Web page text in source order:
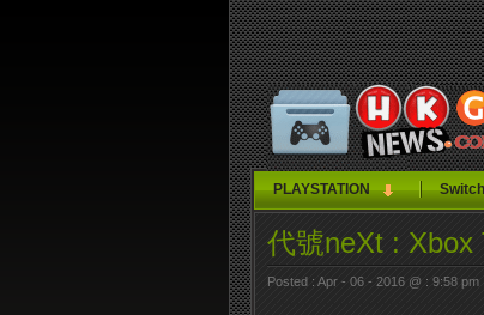
PLAYSTATION Switch
代號neXt : Xbox
Posted : Apr - 06 - 2016 @ : 9:58 pm |